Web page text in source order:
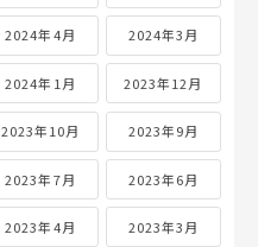
2024年4月 2024年3月
2024年1月 2023年12月
2023年10月 2023年9月
2023年7月 2023年6月
2023年4月 2023年3月